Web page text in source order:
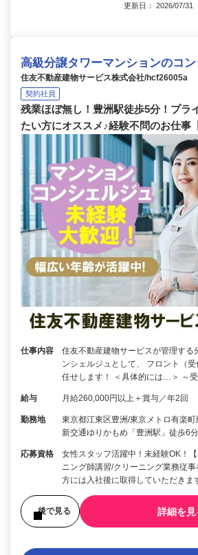
更新日： 2026/07/
高級分譲タワーマンションのコ
住友不動産建物サービス株式会社/hcf26005a
契約社員
残業ほぼ無し！豊洲駅徒歩5分！プラ
たい方にオススメ♪経験不問のお仕事
仕事内容
住友不動産建物サービスが管理する
ンシェルジュとして、 フロント（
任せします！ ＜具体的には…＞ ～
給与 月給260,000円以上＋賞与／年2回
勤務地
東京都江東区豊洲/東京メトロ有楽町
新交通ゆりかもめ「豊洲駅」徒歩6分
応募資格
女性スタッフ活躍中！未経験OK！
ニング師講習/クリーニング業務従
方には入社後に取得していただきま
後で見る 詳細を見